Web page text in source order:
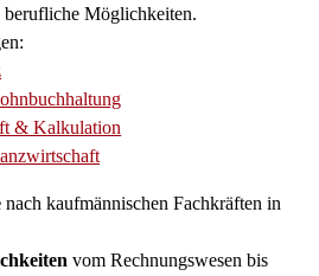
berufliche Möglichkeiten.
& Kalkulation
nach kaufmännischen Fachkräften in
vom Rechnungswesen bis